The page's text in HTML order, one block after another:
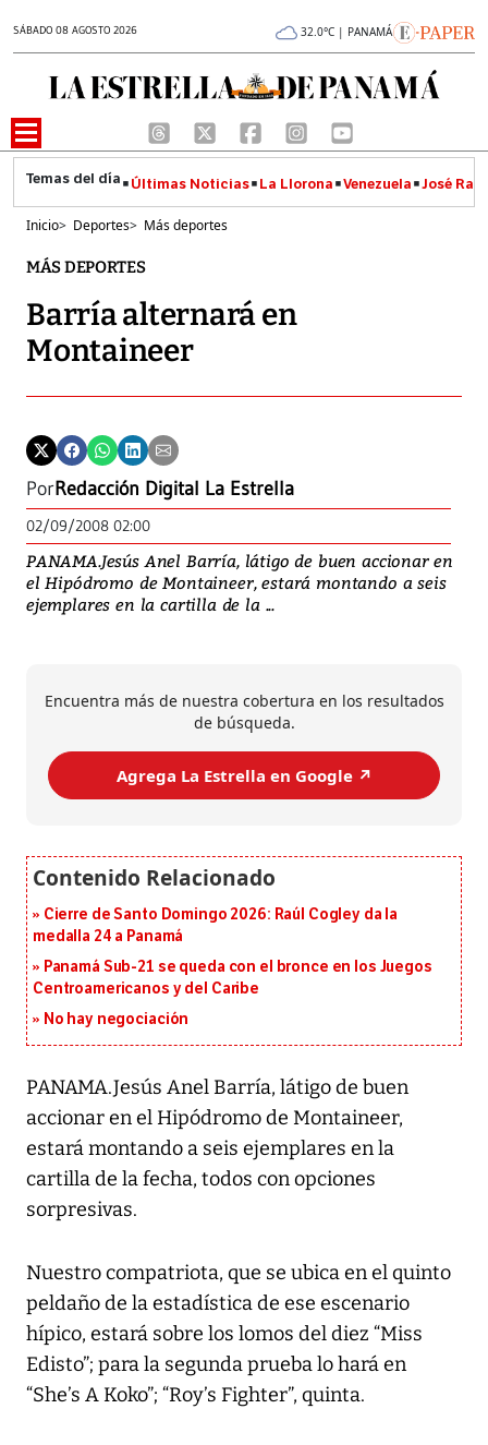
SÁBADO 08 AGOSTO 2026 32.0°C | PANAMÁ
Últimas Noticias La Llorona Venezuela José
Inicio> Deportes> Más deportes
MÁS DEPORTES
Barría alternará en
Montaineer
PorRedacción Digital La Estrella
02/09/2008 02:00
PANAMA.Jesús Anel Barría, látigo de buen accionar en
el Hipódromo de Montaineer, estará montando a seis
ejemplares en la cartilla de la ...
Encuentra más de nuestra cobertura en los resultados
de búsqueda.
Agrega La Estrella en Google ↗️
Cierre de Santo Domingo 2026: Raúl Cogley da la
medalla 24 a Panamá
Panamá Sub-21 se queda con el bronce en los Juegos
Centroamericanos y del Caribe
No hay negociación
PANAMA.Jesús Anel Barría, látigo de buen
accionar en el Hipódromo de Montaineer,
estará montando a seis ejemplares en la
cartilla de la fecha, todos con opciones
sorpresivas.
Nuestro compatriota, que se ubica en el quinto
peldaño de la estadística de ese escenario
hípico, estará sobre los lomos del diez “Miss
Edisto”; para la segunda prueba lo hará en
“She’s A Koko”; “Roy’s Fighter”, quinta.